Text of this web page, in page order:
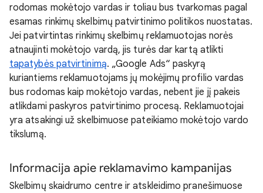
rodomas mokėtojo vardas ir toliau bus tvarkomas pagal
esamas rinkimų skelbimų patvirtinimo politikos nuostatas.
Jei patvirtintas rinkimų skelbimų reklamuotojas norės
atnaujinti mokėtojo vardą, jis turės dar kartą atlikti
tapatybės patvirtinimą. „Google Ads“ paskyrą
kuriantiems reklamuotojams jų mokėjimų profilio vardas
bus rodomas kaip mokėtojo vardas, nebent jie jį pakeis
atlikdami paskyros patvirtinimo procesą. Reklamuotojai
yra atsakingi už skelbimuose pateikiamo mokėtojo vardo
tikslumą.
Informacija apie reklamavimo kampanijas
Skelbimų skaidrumo centre ir atskleidimo pranešimuose